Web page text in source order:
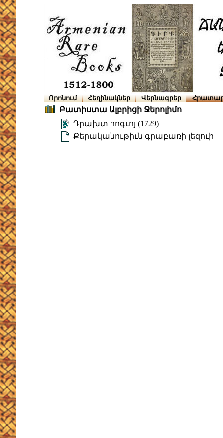
Որոնում Հեղինակներ Վերնագրեր
Բատիստա Ալբրիցի Ջերոլիմո
Դրախտ հոգւոյ (1729)
Քերականութիւն գրաբառի լեզուի